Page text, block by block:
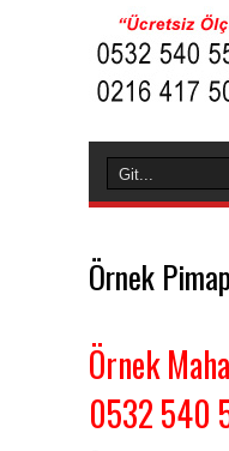
Örnek
Örnek
0532 540